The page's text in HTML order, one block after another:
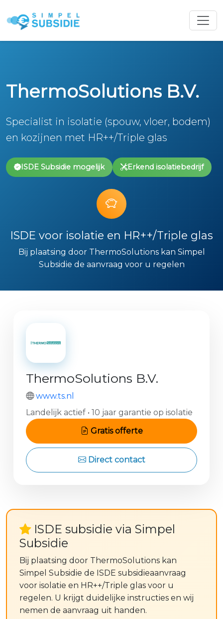
ThermoSolutions B.V.
Specialist in isolatie (spouw, vloer, bodem)
en kozijnen met HR++/Triple glas
ISDE Subsidie mogelijk Erkend isolatiebedrijf
ISDE voor isolatie en HR++/Triple glas
Bij plaatsing door ThermoSolutions kan Simpel
Subsidie de aanvraag voor u regelen
ThermoSolutions B.V.
www.ts.nl
Landelijk actief • 10 jaar garantie op isolatie
Gratis offerte
Direct contact
ISDE subsidie via Simpel
Subsidie
Bij plaatsing door ThermoSolutions kan
Simpel Subsidie de ISDE subsidieaanvraag
voor isolatie en HR++/Triple glas voor u
regelen. U krijgt duidelijke instructies en wij
nemen de aanvraag uit handen.